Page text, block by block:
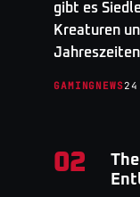
gibt es
Kreaturen
GAMINGNEWS
02